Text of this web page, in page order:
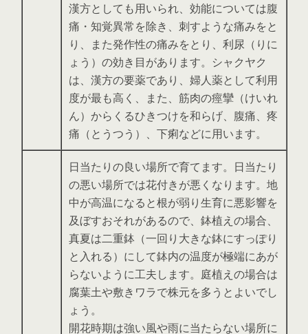
漢方としても用いられ、効能については腹
痛・知覚異常を除き、刺すような痛みをと
り、また発作性の痛みをとり、利尿（りに
ょう）の効き目があります。シャクヤク
は、漢方の要薬であり、婦人薬として利用
度が最も高く、また、筋肉の痙攣（けいれ
ん）からくるひきつけを和らげ、腹痛、疼
痛（とうつう）、下痢などに用います。
日当たりの良い場所で育てます。日当たり
の悪い場所では花付きが悪くなります。地
中が高温になると根が弱り生育に悪影響を
及ぼすおそれがあるので、鉢植えの場合、
真夏は二重鉢（一回り大きな鉢にすっぽり
と入れる）にして鉢内の温度が極端にあが
らないように工夫します。庭植えの場合は
腐葉土や敷きワラで株元を多うとよいでし
ょう。
開花時期は強い風や雨に当たらない場所に